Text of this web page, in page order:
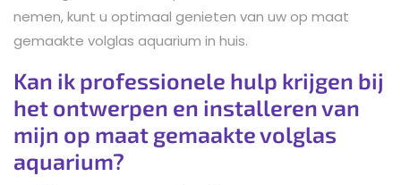
nemen, kunt u optimaal genieten van uw op maat
gemaakte volglas aquarium in huis.
Kan ik professionele hulp krijgen bij
het ontwerpen en installeren van
mijn op maat gemaakte volglas
aquarium?